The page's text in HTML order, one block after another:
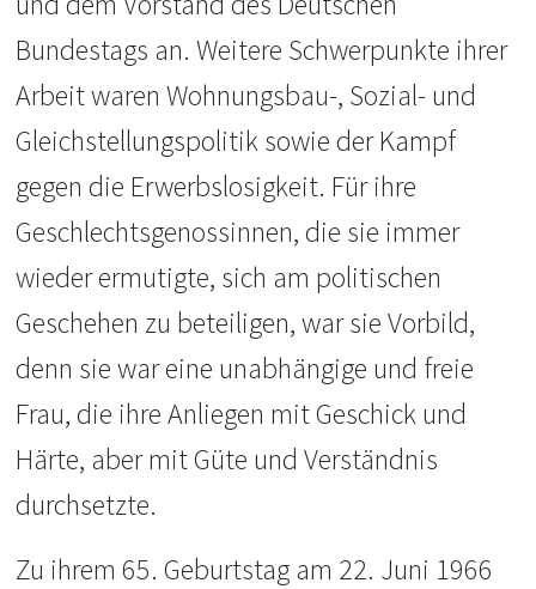
Bundestags an. Weitere Schwerpunkte ihrer
Arbeit waren Wohnungsbau-, Sozial- und
Gleichstellungspolitik sowie der Kampf
gegen die Erwerbslosigkeit. Für ihre
Geschlechtsgenossinnen, die sie immer
wieder ermutigte, sich am politischen
Geschehen zu beteiligen, war sie Vorbild,
denn sie war eine unabhängige und freie
Frau, die ihre Anliegen mit Geschick und
Härte, aber mit Güte und Verständnis
durchsetzte.
Zu ihrem 65. Geburtstag am 22. Juni 1966